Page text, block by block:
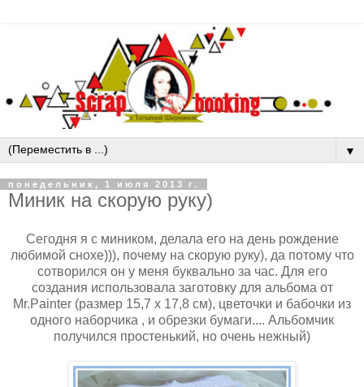
▼
понедельник, 1 июля 2013 г.
Миник на скорую руку)
Сегодня я с миником, делала его на день рождение
любимой снохе))), почему на скорую руку), да потому что
сотворился он у меня буквально за час. Для его
создания использовала заготовку для альбома от
Mr.Painter (размер 15,7 x 17,8 см), цветочки и бабочки из
одного наборчика , и обрезки бумаги.... Альбомчик
получился простенький, но очень нежный)